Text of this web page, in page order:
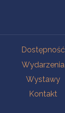
Dostępność
Wydarzenia
Wystawy
Kontakt